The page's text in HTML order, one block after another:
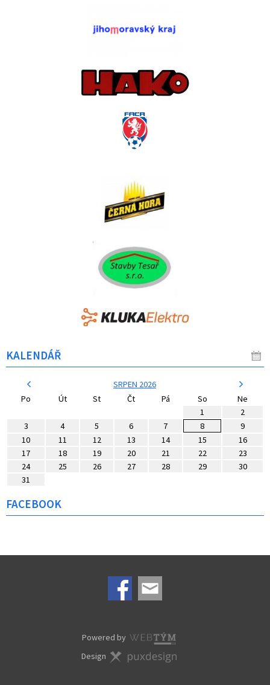
KALENDÁŘ
SRPEN 2026
Po
Út St Čt Pá So
Ne
1
2
3
4 5 6 7 8
9
10
11 12 13 14 15
16
17
18 19 20 21 22
23
24
25 26 27 28 29
30
31
FACEBOOK
Powered by
Design